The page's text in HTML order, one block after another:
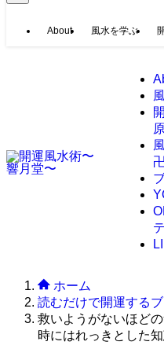
About 風水を学ぶ
ホーム
読むだけで開運する
救いようがないほど
時にはれっきとした知